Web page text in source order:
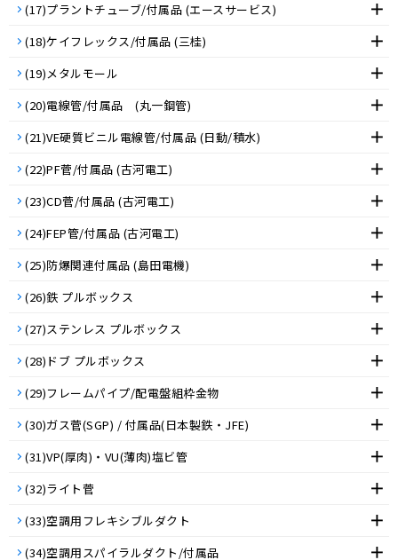
(17)プラントチューブ/付属品 (エースサービス)
(18)ケイフレックス/付属品 (三桂)
(19)メタルモール
(20)電線管/付属品 (丸一鋼管)
(21)VE硬質ビニル電線管/付属品 (日動/積水)
(22)PF菅/付属品 (古河電工)
(23)CD菅/付属品 (古河電工)
(24)FEP管/付属品 (古河電工)
(25)防爆関連付属品 (島田電機)
(26)鉄 プルボックス
(27)ステンレス プルボックス
(28)ドブ プルボックス
(29)フレームパイプ/配電盤組枠金物
(30)ガス菅(SGP) / 付属品(日本製鉄・JFE)
(31)VP(厚肉)・VU(薄肉)塩ビ管
(32)ライト菅
(33)空調用フレキシブルダクト
(34)空調用スパイラルダクト/付属品